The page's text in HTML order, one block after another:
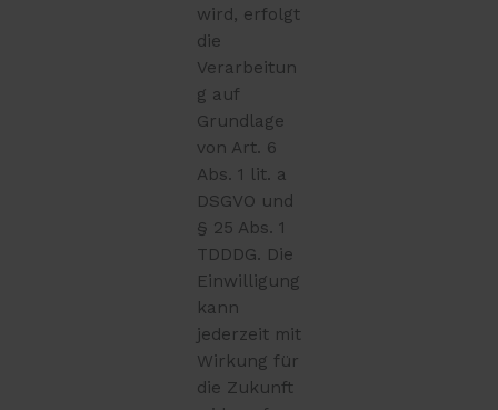
wird, erfolgt
die
Verarbeitun
g auf
Grundlage
von Art. 6
Abs. 1 lit. a
DSGVO und
§ 25 Abs. 1
TDDDG. Die
Einwilligung
kann
jederzeit mit
Wirkung für
die Zukunft